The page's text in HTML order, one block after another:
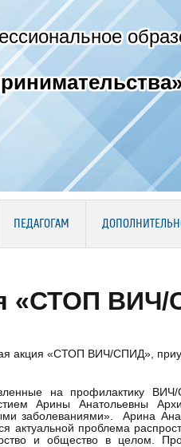
ПЕДАГОГАМ
«СТОП
акция «СТОП ВИЧ/СПИД»,
на профилактику
Арины Анатольевны
заболеваниями». Арина
актуальной проблема
и общество в целом.